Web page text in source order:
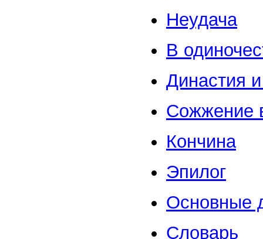
Неудача
В
Династия
Сожжение
Кончина
Эпилог
Основные
Словарь